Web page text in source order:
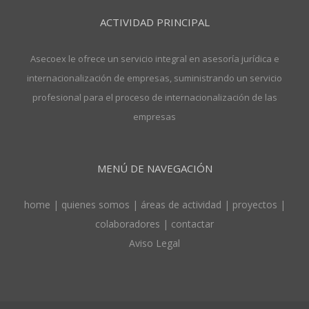
ACTIVIDAD PRINCIPAL
Asecoex le ofrece un servicio integral en asesoría jurídica e
internacionalización de empresas, suministrando un servicio
profesional para el proceso de internacionalización de las
empresas
MENÚ DE NAVEGACIÓN
home | quienes somos | áreas de actividad | proyectos |
colaboradores | contactar
Aviso Legal